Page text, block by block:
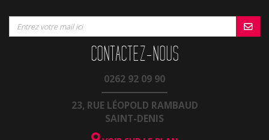
CONTACTEZ-NOUS
0262 92 09 90
23, RUE LÉOPOLD RAMBAUD
SAINT-DENIS